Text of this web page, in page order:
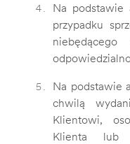
Na
przypadku
Na podstawie
chwilą
Klientowi,
Klienta lub